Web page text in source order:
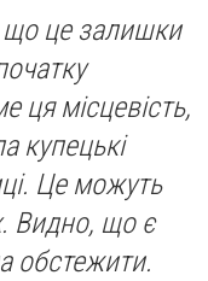
що це залишки
ця місцевість,
купецькі
Це можуть
Видно, що є
обстежити.